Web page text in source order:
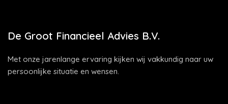
De Groot Financieel Advies B.V.
Met onze jarenlange ervaring kijken wij vakkundig naar uw
persoonlijke situatie en wensen.